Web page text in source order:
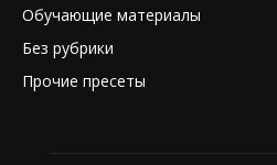
Обучающие материалы
Без рубрики
Прочие пресеты